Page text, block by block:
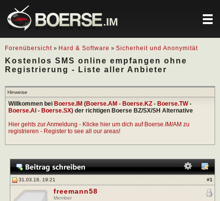
.IM
Forenübersicht » Hard & Software » Sicherheit und Anonymität
Kostenlos SMS online empfangen ohne
Registrierung - Liste aller Anbieter
Hinweise
Willkommen bei Boerse.IM (Boerse.AM - Boerse.KZ - Boerse.TW-
Boerse.AI - Boerse.SX) der richtigen Boerse BZ/SX/SH Alternative
Hier gehts zur Anmeldung - Klicke hier um dich auf Boerse.IM/AM zu
registrieren - Register to see all our areas!
31.03.18, 19:21 #1
freemann58
Member